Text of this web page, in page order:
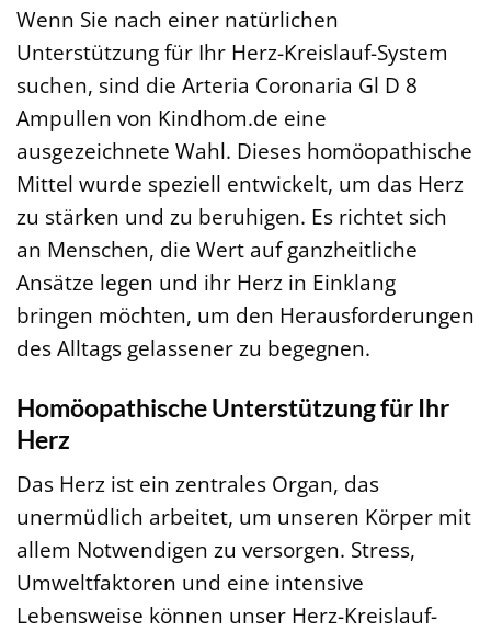
Wenn Sie nach einer natürlichen
Unterstützung für Ihr Herz-Kreislauf-System
suchen, sind die Arteria Coronaria Gl D 8
Ampullen von Kindhom.de eine
ausgezeichnete Wahl. Dieses homöopathische
Mittel wurde speziell entwickelt, um das Herz
zu stärken und zu beruhigen. Es richtet sich
an Menschen, die Wert auf ganzheitliche
Ansätze legen und ihr Herz in Einklang
bringen möchten, um den Herausforderungen
des Alltags gelassener zu begegnen.
Homöopathische Unterstützung für Ihr
Herz
Das Herz ist ein zentrales Organ, das
unermüdlich arbeitet, um unseren Körper mit
allem Notwendigen zu versorgen. Stress,
Umweltfaktoren und eine intensive
Lebensweise können unser Herz-Kreislauf-